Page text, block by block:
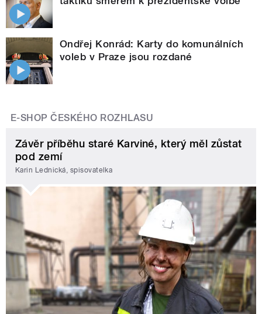
Ondřej Konrád: Karty do komunálních
voleb v Praze jsou rozdané
E-SHOP ČESKÉHO ROZHLASU
Závěr příběhu staré Karviné, který měl zůstat
pod zemí
Karin Lednická, spisovatelka